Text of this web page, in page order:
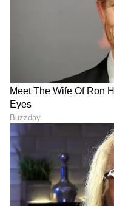
ಪರೀಕ್ಷಿಸೋದು
ಒಂದು ಬದಿಯಿಂದ
ವೃಷಣವನ್ನು
ಮೇಲ್ಮೈಯನ್ನು ಟಚ್
7
8